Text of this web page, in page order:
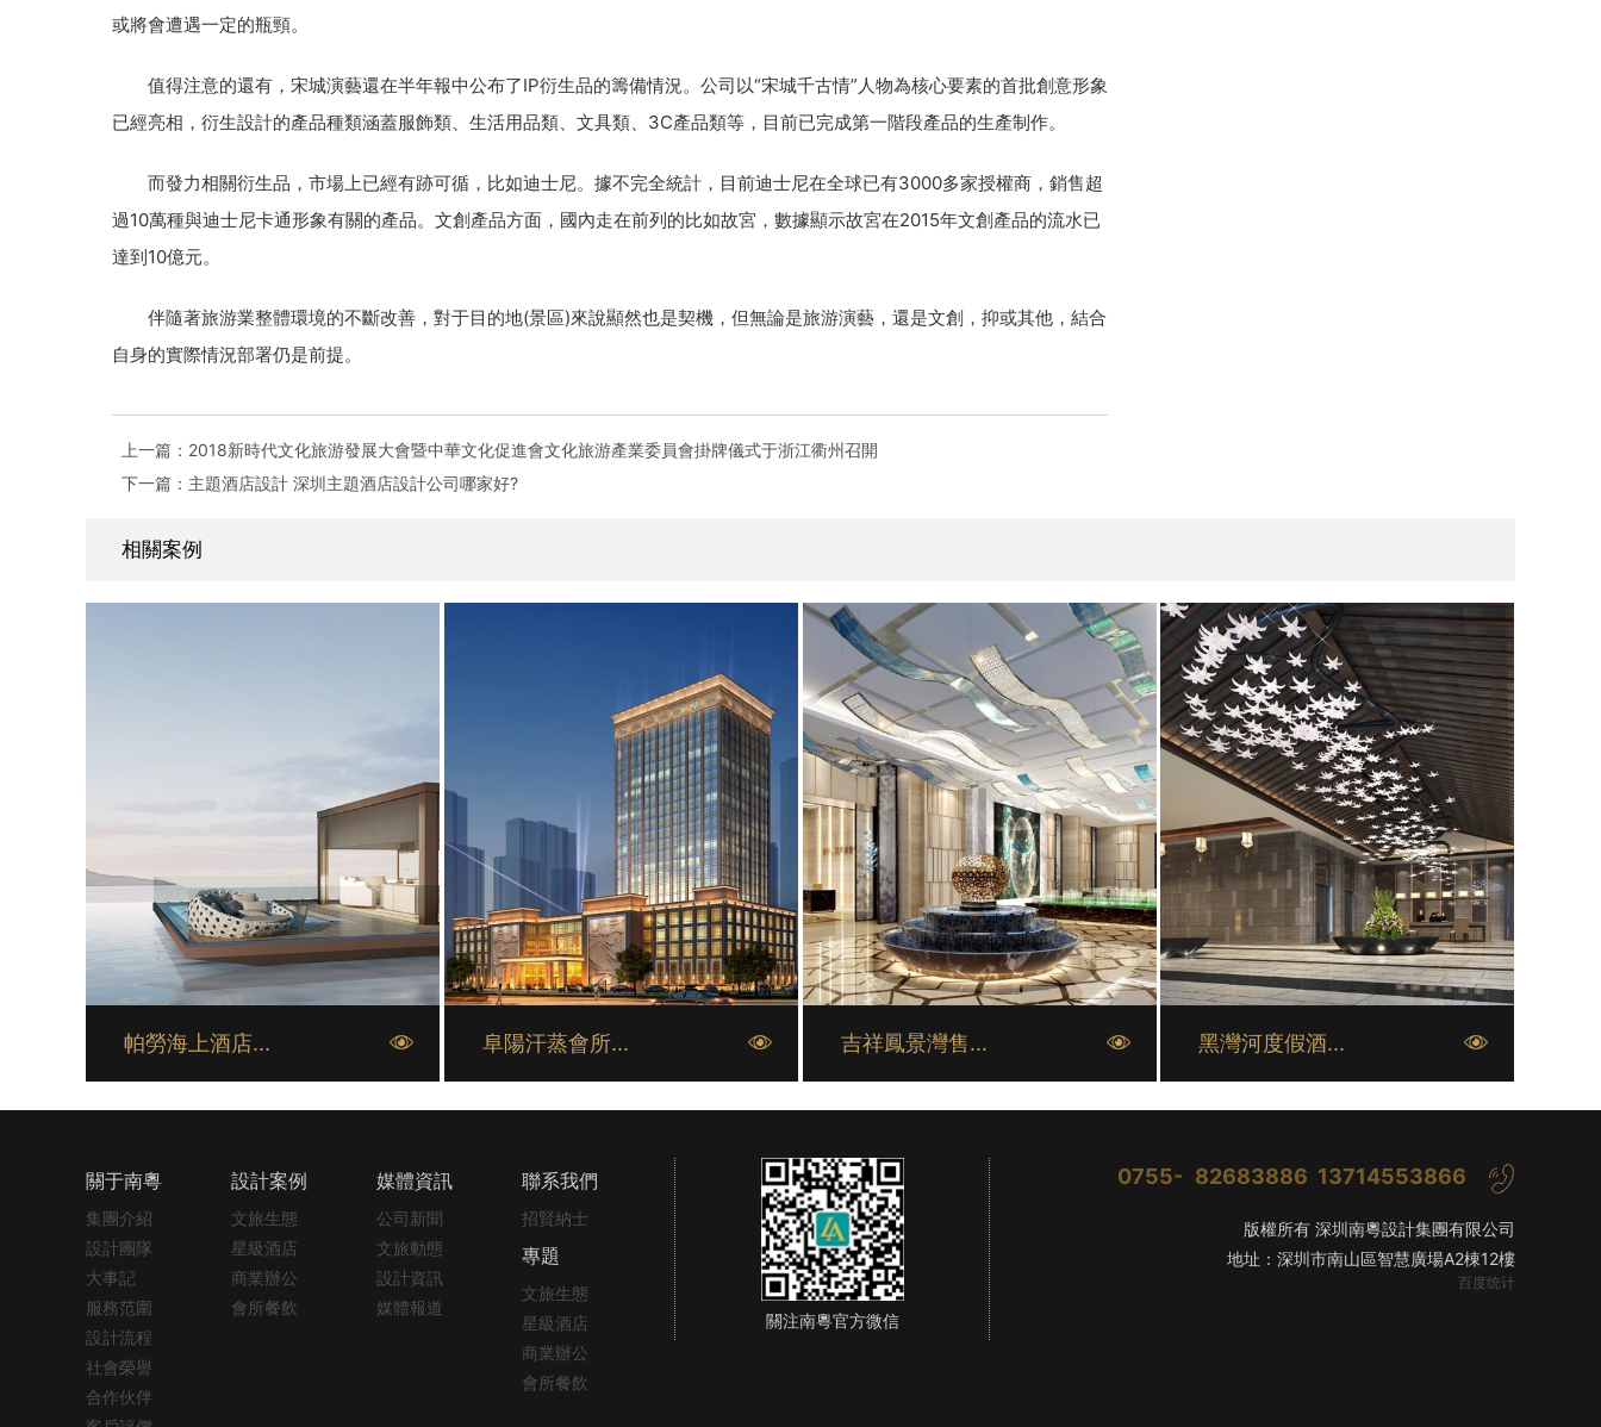
或將會遭遇一定的瓶頸。
值得注意的還有，宋城演藝還在半年報中公布了IP衍生品的籌備情況。公司以“宋城千古情”人物為核心要素的首批創意形象
已經亮相，衍生設計的產品種類涵蓋服飾類、生活用品類、文具類、3C產品類等，目前已完成第一階段產品的生產制作。
而發力相關衍生品，市場上已經有跡可循，比如迪士尼。據不完全統計，目前迪士尼在全球已有3000多家授權商，銷售超
過10萬種與迪士尼卡通形象有關的產品。文創產品方面，國內走在前列的比如故宮，數據顯示故宮在2015年文創產品的流水已
達到10億元。
伴隨著旅游業整體環境的不斷改善，對于目的地(景區)來說顯然也是契機，但無論是旅游演藝，還是文創，抑或其他，結合
自身的實際情況部署仍是前提。
上一篇：2018新時代文化旅游發展大會暨中華文化促進會文化旅游產業委員會掛牌儀式于浙江衢州召開
下一篇：主題酒店設計 深圳主題酒店設計公司哪家好?
相關案例
帕勞海上酒店... 阜陽汗蒸會所... 吉祥鳳景灣售... 黑灣河度假酒...
關于南粵
集團介紹
設計團隊
大事記
服務范圍
設計流程
社會榮譽
合作伙伴
設計案例
文旅生態
星級酒店
商業辦公
會所餐飲
媒體資訊
公司新聞
文旅動態
設計資訊
媒體報道
聯系我們
招賢納士
專題
文旅生態
星級酒店
商業辦公
會所餐飲
關注南粵官方微信
0755- 82683886 13714553866
版權所有 深圳南粵設計集團有限公司
地址：深圳市南山區智慧廣場A2棟12樓
百度统计